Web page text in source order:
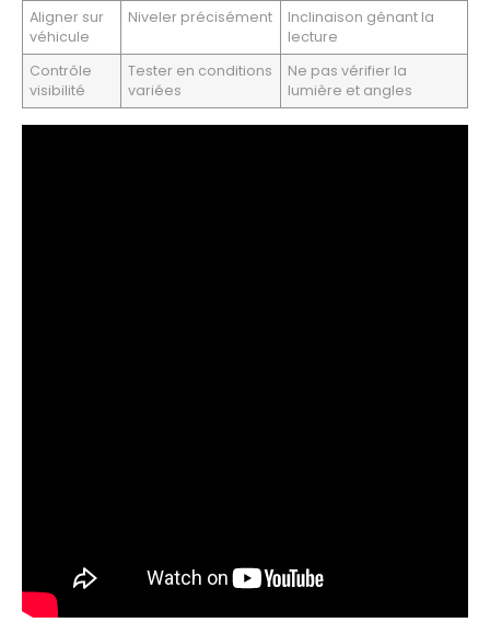
Aligner sur
véhicule
Niveler précisément
Inclinaison gênant la
lecture
Contrôle
visibilité
Tester en conditions
variées
Ne pas vérifier la
lumière et angles